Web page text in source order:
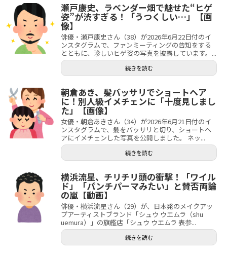
瀬戸康史、ラベンダー畑で魅せた“ヒゲ
姿”が渋すぎる！「うつくしい…」【画
像】
俳優・瀬戸康史さん（38）が2026年6月22日付のイ
ンスタグラムで、ファンミーティングの告知をする
とともに、珍しいヒゲ姿の写真を披露しています。...
続きを読む
朝倉あき、髪バッサリでショートヘア
に！別人級イメチェンに「十度見しまし
た」【画像】
女優・朝倉あきさん（34）が2026年6月21日付のイ
ンスタグラムで、髪をバッサリと切り、ショートヘ
アにイメチェンした写真を公開しました。 ネッ...
続きを読む
横浜流星、チリチリ頭の衝撃！「ワイル
ド」「パンチパーマみたい」と賛否両論
の嵐【動画】
俳優・横浜流星さん（29）が、日本発のメイクアッ
プアーティストブランド「シュウ ウエムラ（shu
uemura）」の旗艦店「シュウ ウエムラ 表参...
続きを読む